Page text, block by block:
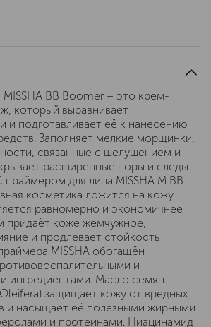
BB Boomer – это крем-
который выравнивает
и подготавливает её к нанесению
Заполняет мелкие морщинки,
связанные с шелушением и
расширенные поры и следы
для лица MISSHA M BB
косметика ложится на кожу
равномерно и экономичнее
придаёт коже жемчужное,
и продлевает стойкость
MISSHA обогащён
и
ингредиентами. Масло семян
защищает кожу от вредных
и насыщает её полезными жирными
и протеинами. Ниацинамид